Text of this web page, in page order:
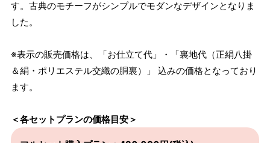
す。古典のモチーフがシンプルでモダンなデザインとなりま
した。
※表示の販売価格は、「お仕立て代」・「裏地代（正絹八掛
＆絹・ポリエステル交織の胴裏）」 込みの価格となっており
ます。
＜各セットプランの価格目安＞